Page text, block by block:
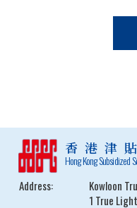
香港津
Hong Kong Subsidized
Address:
Kowloon
1 True